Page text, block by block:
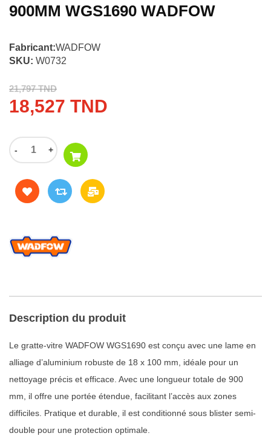
900MM WGS1690 WADFOW
Fabricant:WADFOW
SKU: W0732
21,797 TND
18,527 TND
- +
Description du produit
Le gratte-vitre WADFOW WGS1690 est conçu avec une lame en
alliage d’aluminium robuste de 18 x 100 mm, idéale pour un
nettoyage précis et efficace. Avec une longueur totale de 900
mm, il offre une portée étendue, facilitant l’accès aux zones
difficiles. Pratique et durable, il est conditionné sous blister semi-
double pour une protection optimale.